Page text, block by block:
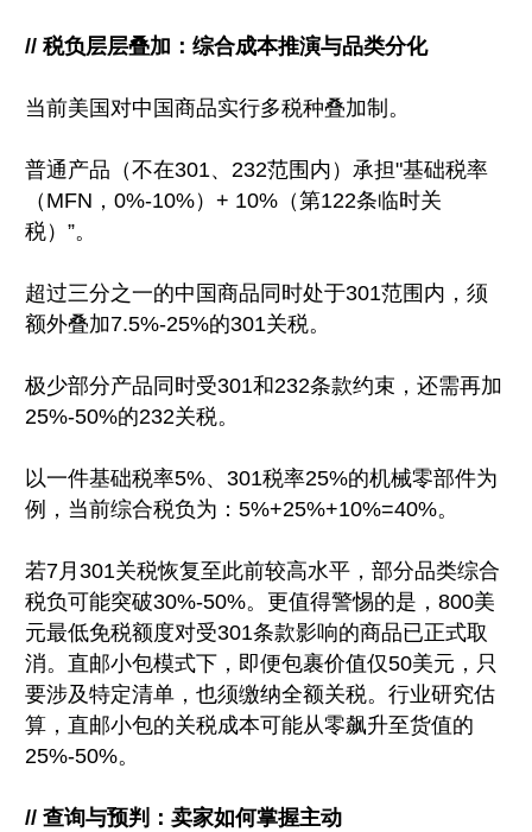
// 税负层层叠加：综合成本推演与品类分化
当前美国对中国商品实行多税种叠加制。
普通产品（不在301、232范围内）承担"基础税率
（MFN，0%-10%）+ 10%（第122条临时关
税）”。
超过三分之一的中国商品同时处于301范围内，须
额外叠加7.5%-25%的301关税。
极少部分产品同时受301和232条款约束，还需再加
25%-50%的232关税。
以一件基础税率5%、301税率25%的机械零部件为
例，当前综合税负为：5%+25%+10%=40%。
若7月301关税恢复至此前较高水平，部分品类综合
税负可能突破30%-50%。更值得警惕的是，800美
元最低免税额度对受301条款影响的商品已正式取
消。直邮小包模式下，即便包裹价值仅50美元，只
要涉及特定清单，也须缴纳全额关税。行业研究估
算，直邮小包的关税成本可能从零飙升至货值的
25%-50%。
// 查询与预判：卖家如何掌握主动